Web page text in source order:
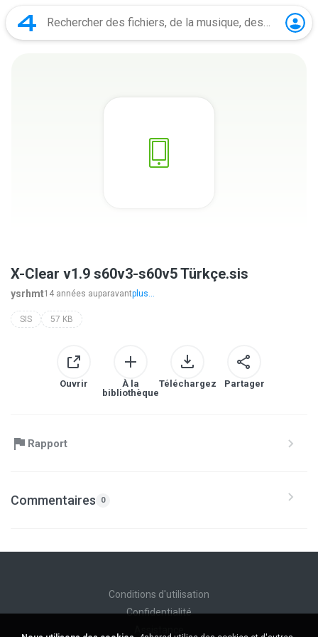
X-Clear v1.9 s60v3-s60v5 Türkçe.sis
ysrhmt14 années auparavantplus...
SIS 57 KB
Ouvrir
À la
bibliothèque
Téléchargez Partager
Rapport
Commentaires 0
Conditions d'utilisation
Confidentialité